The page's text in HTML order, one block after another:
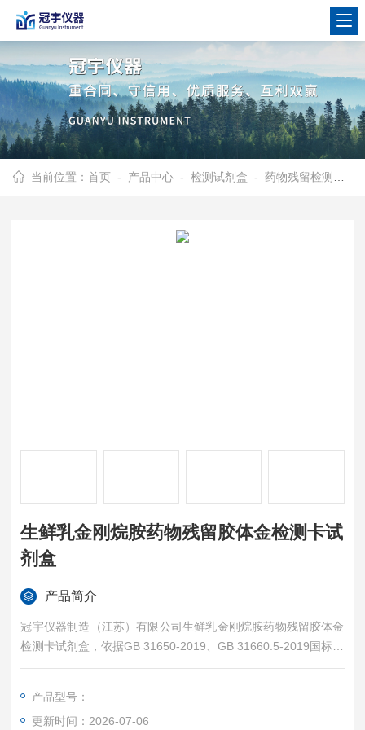
当前位置：首页 - 产品中心 -检测试剂盒 -药物残留检测试剂卡试剂盒
生鲜乳金刚烷胺药物残留胶体金检测卡试
剂盒
产品简介
冠宇仪器制造（江苏）有限公司生鲜乳金刚烷胺药物残留胶体金
检测卡试剂盒，依据GB 31650-2019、GB 31660.5-2019国标及
农业部560号公告研发，专为生鲜乳、新鲜牛奶等乳品类样品设
检出管控标准，适配奶牛养殖牧场、乳品加工厂、生鲜乳收购
站、市场监管抽检场景，适配生鲜乳液态高脂高蛋白基质，操作
产品型号：
更新时间：2026-07-06